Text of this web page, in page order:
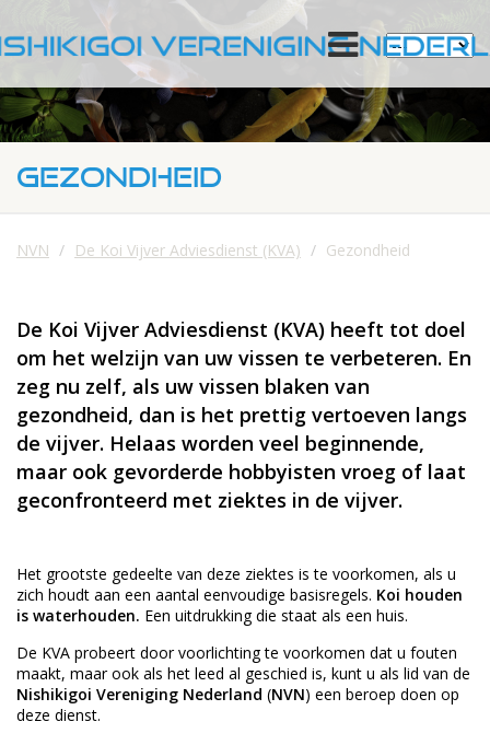
GEZONDHEID
NVN De Koi Vijver Adviesdienst (KVA) Gezondheid
De Koi Vijver Adviesdienst (KVA) heeft tot doel
om het welzijn van uw vissen te verbeteren. En
zeg nu zelf, als uw vissen blaken van
gezondheid, dan is het prettig vertoeven langs
de vijver. Helaas worden veel beginnende,
maar ook gevorderde hobbyisten vroeg of laat
geconfronteerd met ziektes in de vijver.
Het grootste gedeelte van deze ziektes is te voorkomen, als u
zich houdt aan een aantal eenvoudige basisregels. Koi houden
is waterhouden. Een uitdrukking die staat als een huis.
De KVA probeert door voorlichting te voorkomen dat u fouten
maakt, maar ook als het leed al geschied is, kunt u als lid van de
Nishikigoi Vereniging Nederland (NVN) een beroep doen op
deze dienst.